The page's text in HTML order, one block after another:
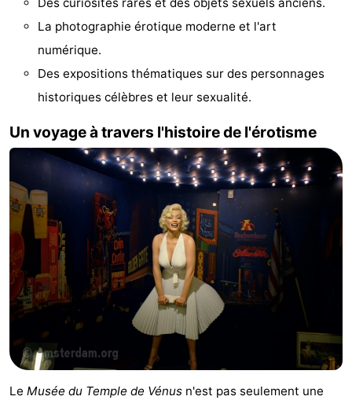
Canaux
Coffeeshops
Capitale
homosexuelle
Quartier
Histoire
Ville
de
diamant
Places
dans
le
centre
Parcs
et
jardins
Parties
de
Environs
La photographie érotique moderne et l'art
numérique.
Des expositions thématiques sur des personnages
historiques célèbres et leur sexualité.
Un voyage à travers l'histoire de l'érotisme
Le Musée du Temple de Vénus n'est pas seulement une